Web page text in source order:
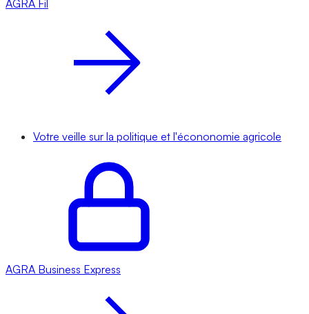
AGRA Fil
Votre veille sur la politique et l'écononomie agricole
AGRA Business Express